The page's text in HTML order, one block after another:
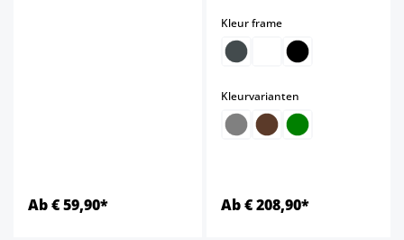
Ab € 59,90*
Kleur frameselect
Kleurvarianten
Ab € 208,90*